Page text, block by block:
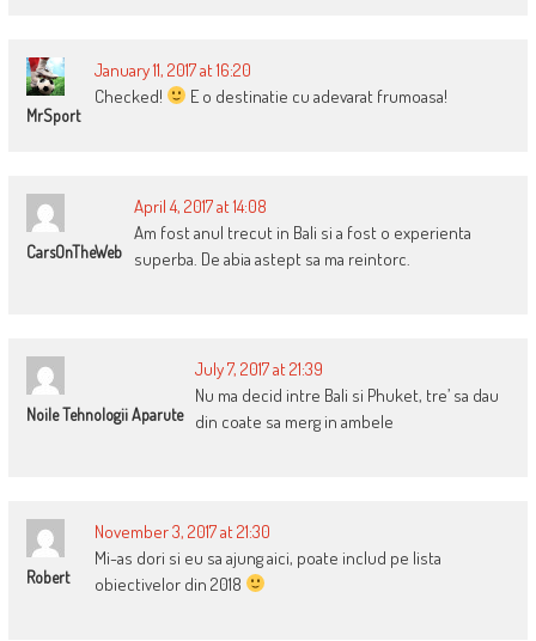
MrSport
January 11, 2017 at 16:20
Checked!
E o destinatie cu adevarat frumoasa!
CarsOnTheWeb
April 4, 2017 at 14:08
Am fost anul trecut in Bali si a fost o experienta
superba. De abia astept sa ma reintorc.
Noile Tehnologii Aparute
July 7, 2017 at 21:39
Nu ma decid intre Bali si Phuket, tre’ sa dau
din coate sa merg in ambele
Robert
November 3, 2017 at 21:30
Mi-as dori si eu sa ajung aici, poate includ pe lista
obiectivelor din 2018